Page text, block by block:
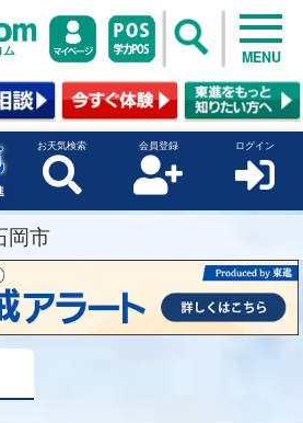
MENU
お天気検索 会員登録 ログイン
岡市